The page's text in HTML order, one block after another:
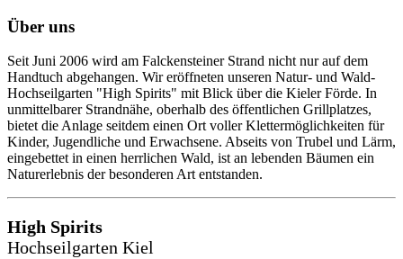
Über uns
Seit Juni 2006 wird am Falckensteiner Strand nicht nur auf dem
Handtuch abgehangen. Wir eröffneten unseren Natur- und Wald-
Hochseilgarten "High Spirits" mit Blick über die Kieler Förde. In
unmittelbarer Strandnähe, oberhalb des öffentlichen Grillplatzes,
bietet die Anlage seitdem einen Ort voller Klettermöglichkeiten für
Kinder, Jugendliche und Erwachsene. Abseits von Trubel und Lärm,
eingebettet in einen herrlichen Wald, ist an lebenden Bäumen ein
Naturerlebnis der besonderen Art entstanden.
High Spirits
Hochseilgarten Kiel